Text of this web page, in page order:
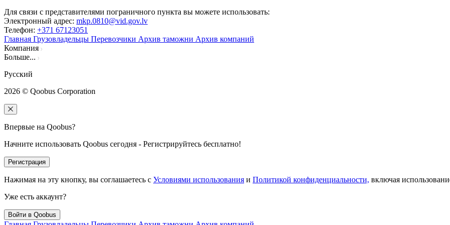
Для связи с представителями пограничного пункта вы можете использовать:
Электронный адрес: mkp.0810@vid.gov.lv
Телефон: +371 67123051
Главная Грузовладельцы Перевозчики Архив таможни Архив компаний
Компания
Больше...
Русский
2026 © Qoobus Corporation
Впервые на Qoobus?
Начните использовать Qoobus сегодня - Регистрируйтесь бесплатно!
Регистрация
Нажимая на эту кнопку, вы соглашаетесь с Условиями использования и Политикой конфиденциальности, включая
Уже есть аккаунт?
Войти в Qoobus